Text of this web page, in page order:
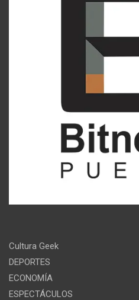
Cultura Geek
DEPORTES
ECONOMÍA
ESPECTÁCULOS